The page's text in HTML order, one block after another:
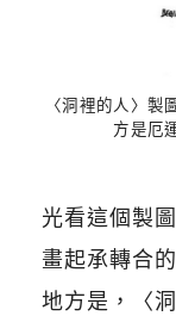
〈洞裡的人〉
方是厄
光看這個製
畫起承轉合
地方是，〈